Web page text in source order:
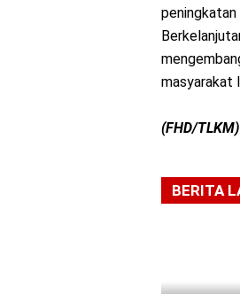
peningkatan
masyarakat
(FHD/TLKM)
BERITA